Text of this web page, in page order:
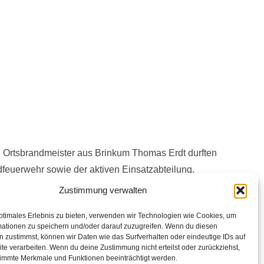
Zustimmung verwalten
Erlebnis zu bieten, verwenden wir Technologien wie Cookies, um
zu speichern und/oder darauf zuzugreifen. Wenn du diesen
zustimmst, können wir Daten wie das Surfverhalten oder eindeutige IDs auf
verarbeiten. Wenn du deine Zustimmung nicht erteilst oder zurückziehst,
Merkmale und Funktionen beeinträchtigt werden.
aus Brinkum Thomas Erdt durften
sowie der aktiven Einsatzabteilung.
die bevorstehenden Veranstaltungen wie zum
für das noch interessierte